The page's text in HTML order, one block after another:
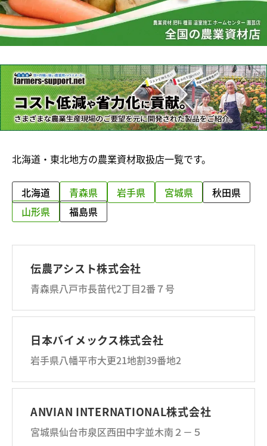
北海道・東北地方の農業資材取扱店一覧です。
北海道 青森県 岩手県 宮城県
秋田県
山形県
福島県
伝農アシスト株式会社
青森県八戸市長苗代2丁目2番７号
日本バイメックス株式会社
岩手県八幡平市大更21地割39番地2
ANVIAN INTERNATIONAL株式会社
宮城県仙台市泉区西田中字並木南２－５